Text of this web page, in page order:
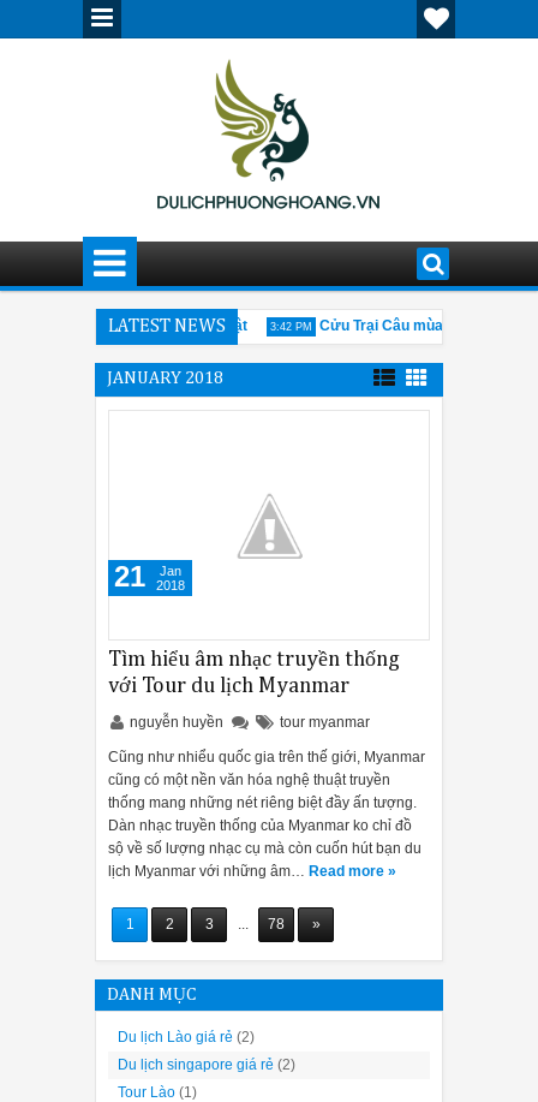
LATEST NEWS
cổ Cáp Nhĩ Tân ấn tượng, nổi bật 3:42 PM Cửu Trại Câu mùa đông có gì
JANUARY 2018
Tìm hiểu âm nhạc truyền thống
với Tour du lịch Myanmar
nguyễn huyền tour myanmar
Cũng như nhiểu quốc gia trên thế giới, Myanmar
cũng có một nền văn hóa nghệ thuật truyền
thống mang những nét riêng biệt đầy ấn tượng.
Dàn nhạc truyền thống của Myanmar ko chỉ đồ
sộ về số lượng nhạc cụ mà còn cuốn hút bạn du
lịch Myanmar với những âm… Read more »
21
Jan
2018
1 2 3 ... 78 »
DANH MỤC
Du lịch Lào giá rẻ (2)
Du lịch singapore giá rẻ (2)
Tour Lào (1)